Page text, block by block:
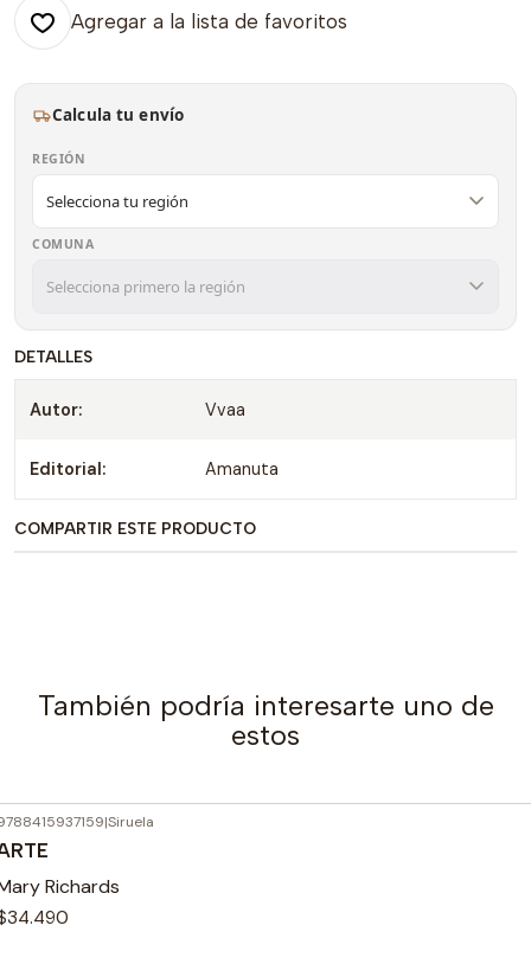
Agregar a la lista de favoritos
Calcula tu envío
REGIÓN
COMUNA
DETALLES
Autor: Vvaa
Editorial: Amanuta
COMPARTIR ESTE PRODUCTO
También podría interesarte uno de
estos
Agotado |Siruela
Richards